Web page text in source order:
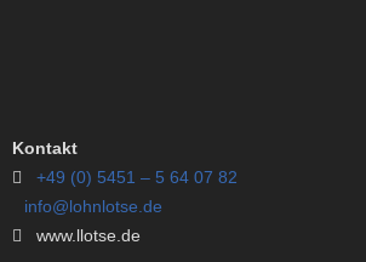
Kontakt
+49 (0) 5451 – 5 64 07 82
info@lohnlotse.de
www.llotse.de